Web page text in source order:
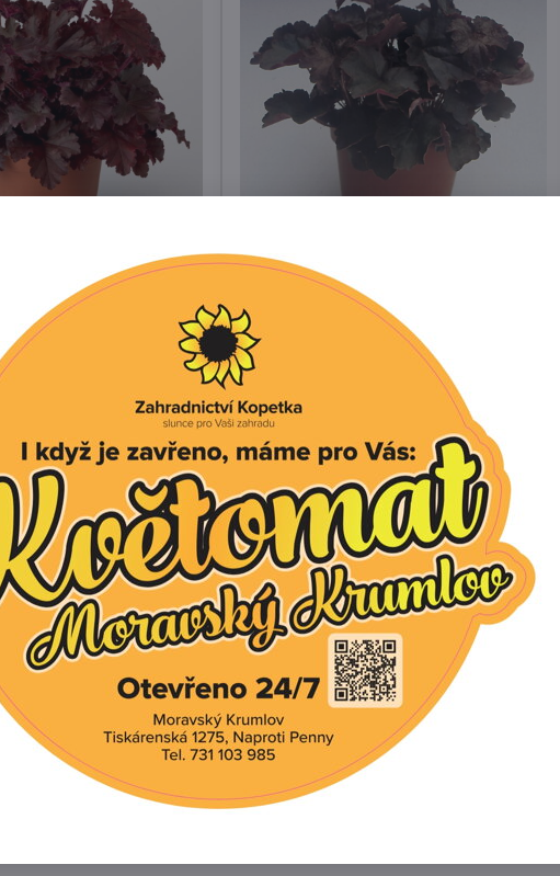
Fire
rostlin
Dlužicha - Palace Purple
Dostupné po zakořenění rostlin
129 Kč
Tea
rostlin
Dlužicha - Toncka® Frosted
Bronze
Dostupné po zakořenění rostlin
129 Kč